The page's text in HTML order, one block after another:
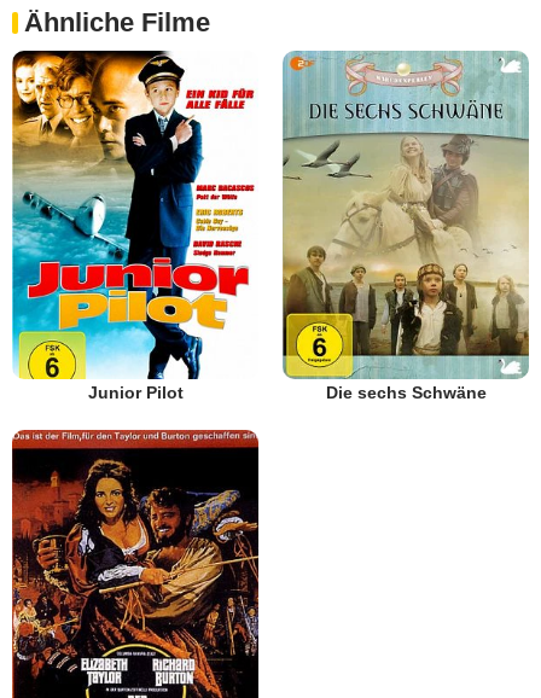
Ähnliche Filme
Junior Pilot Die sechs Schwäne